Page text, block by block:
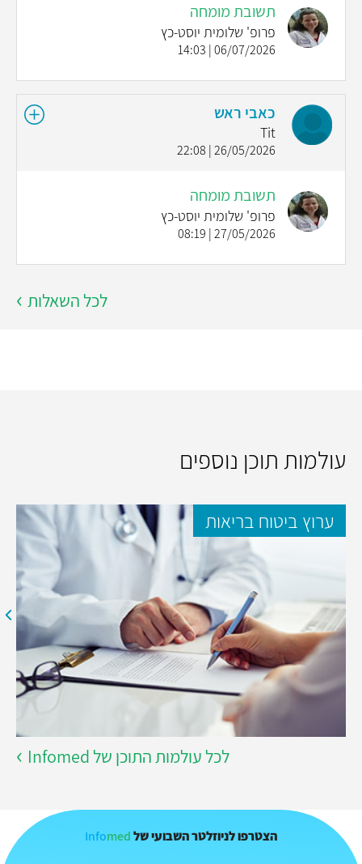
תשובת מומחה
פרופ' שלומית יוסט-כץ
06/07/2026 | 14:03
כאבי ראש
Tit
26/05/2026 | 22:08
תשובת מומחה
פרופ' שלומית יוסט-כץ
27/05/2026 | 08:19
לכל השאלות
עולמות תוכן נוספים
ערוץ ביטוח בריאות
לכל עולמות התוכן של Infomed
הצטרפו לניוזלטר השבועי של Infomed